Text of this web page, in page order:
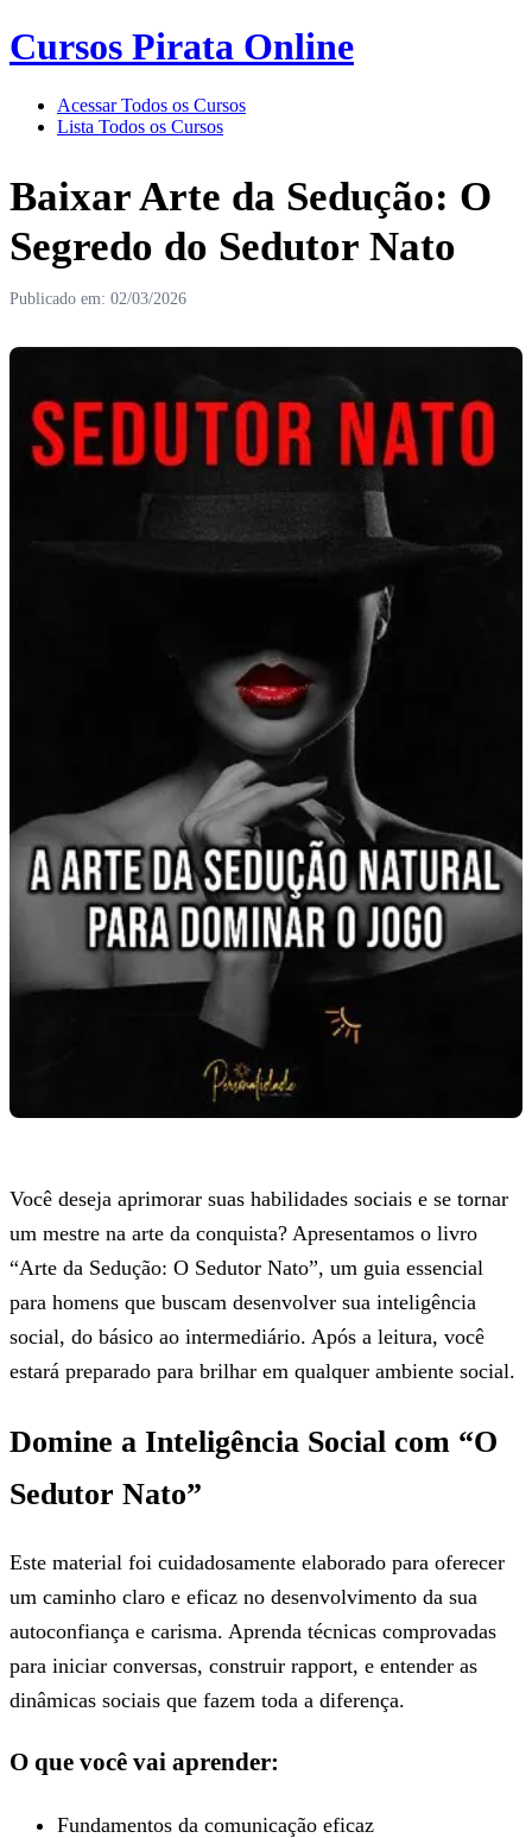
Cursos Pirata Online
Acessar Todos os Cursos
Lista Todos os Cursos
Baixar Arte da Sedução: O
Segredo do Sedutor Nato
Publicado em: 02/03/2026
Você deseja aprimorar suas habilidades sociais e se tornar
um mestre na arte da conquista? Apresentamos o livro
“Arte da Sedução: O Sedutor Nato”, um guia essencial
para homens que buscam desenvolver sua inteligência
social, do básico ao intermediário. Após a leitura, você
estará preparado para brilhar em qualquer ambiente social.
Domine a Inteligência Social com “O
Sedutor Nato”
Este material foi cuidadosamente elaborado para oferecer
um caminho claro e eficaz no desenvolvimento da sua
autoconfiança e carisma. Aprenda técnicas comprovadas
para iniciar conversas, construir rapport, e entender as
dinâmicas sociais que fazem toda a diferença.
O que você vai aprender:
Fundamentos da comunicação eficaz